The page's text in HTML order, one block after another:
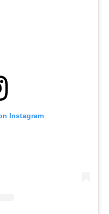
Instagram